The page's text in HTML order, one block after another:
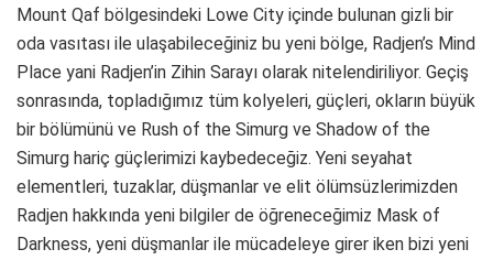
Mount Qaf bölgesindeki Lowe City içinde bulunan gizli bir
oda vasıtası ile ulaşabileceğiniz bu yeni bölge, Radjen’s Mind
Place yani Radjen’in Zihin Sarayı olarak nitelendiriliyor. Geçiş
sonrasında, topladığımız tüm kolyeleri, güçleri, okların büyük
bir bölümünü ve Rush of the Simurg ve Shadow of the
Simurg hariç güçlerimizi kaybedeceğiz. Yeni seyahat
elementleri, tuzaklar, düşmanlar ve elit ölümsüzlerimizden
Radjen hakkında yeni bilgiler de öğreneceğimiz Mask of
Darkness, yeni düşmanlar ile mücadeleye girer iken bizi yeni